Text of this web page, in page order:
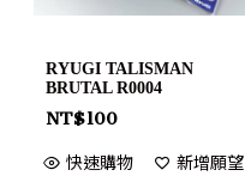
RYUGI TALISMAN
BRUTAL R0004
NT$100
快速購物 新增願望